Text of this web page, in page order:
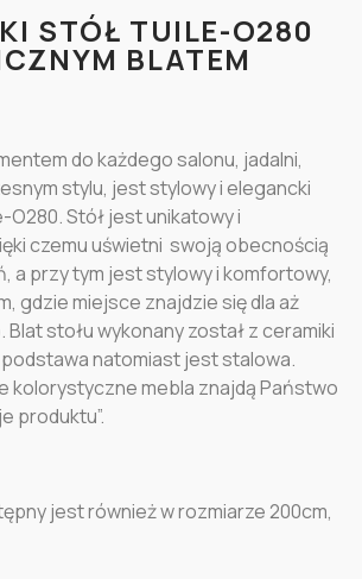
STÓŁ TUILE-O280
BLATEM
do każdego salonu, jadalni,
stylu, jest stylowy i elegancki
O280. Stół jest unikatowy i
czemu uświetni swoją obecnością
a przy tym jest stylowy i komfortowy,
gdzie miejsce znajdzie się dla aż
stołu wykonany został z ceramiki
natomiast jest stalowa.
kolorystyczne mebla znajdą Państwo
produktu”.
jest również w rozmiarze 200cm,